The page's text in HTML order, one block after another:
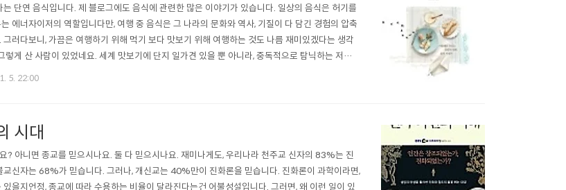
는 단연 음식입니다. 제 블로그에도 음식에 관련한 많은 이야기가 있습니다. 일상의 음식은 허기를
에너자이저의 역할입니다만, 여행 중 음식은 그 나라의 문화와 역사, 기질이 다 담긴 경험의 압축
러다보니, 가끔은 여행하기 위해 먹기 보다 맛보기 위해 여행하는 것도 나름 재미있겠다는 생각
렇게 산 사람이 있었네요. 세계 맛보기에 단지 일가견 있을 뿐 아니라, 중독적으로 탐닉하는 저자는
5. 22:00
시대
? 아니면 종교를 믿으시나요. 둘 다 믿으시나요. 재미나게도, 우리나라 천주교 신자의 83%는 진
교신자는 68%가 믿습니다. 그러나, 개신교는 40%만이 진화론을 믿습니다. 진화론이 과학이라면,
있을지언정, 종교에 따라 수용하는 비율이 달라진다는건 어불성설입니다. 그러면, 왜 이런 일이 있